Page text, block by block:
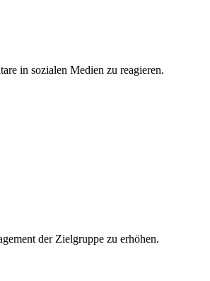
in sozialen Medien zu reagieren.
der Zielgruppe zu erhöhen.